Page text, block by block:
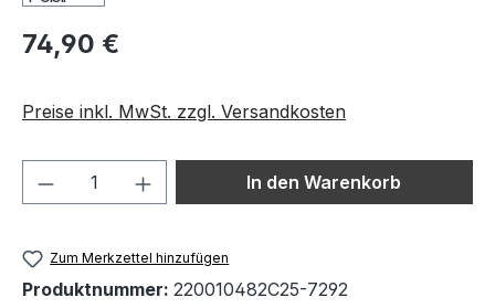
74,90 €
Preise inkl. MwSt. zzgl. Versandkosten
Produkt Anzahl: Gib denIn den Warenkorb
Zum Merkzettel hinzufügen
Produktnummer: 220010482C25-7292